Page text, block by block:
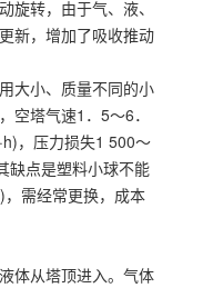
旋转，由于气、液、
新，增加了吸收推动
大小、质量不同的小
空塔气速1．5～6．
，压力损失1 500～
缺点是塑料小球不能
需经常更换，成本
体从塔顶进入。气体